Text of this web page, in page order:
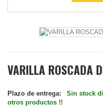
VARILLA ROSCADA
Plazo de entrega:
Sin stock
otros productos !!